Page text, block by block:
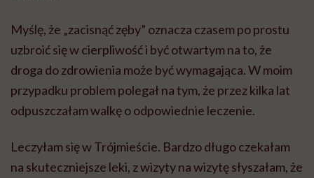
Myślę, że „zacisnąć zęby” oznacza czasem po prostu
uzbroić się w cierpliwość i być otwartym na to, że
droga do zdrowienia może być wymagająca. W moim
przypadku problem polegał na tym, że przez kilka lat
odpuszczałam walkę o odpowiednie leczenie.
Leczyłam się w Trójmieście. Bardzo długo czekałam
na skuteczniejsze leki, z wizyty na wizytę słyszałam, że